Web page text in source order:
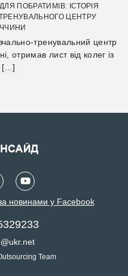
ПОБРАТИМІВ: ІСТОРІЯ
ЦЕНТРУ
тренувальний центр
отримав лист від колег із
[…]
новинами у Facebook
Team